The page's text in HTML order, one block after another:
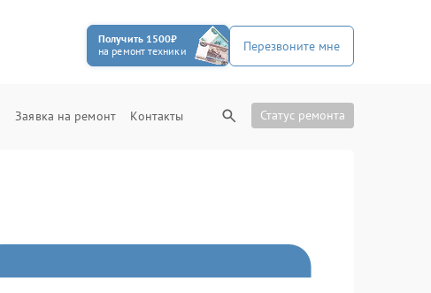
Получить 1500₽
на ремонт техники
Перезвоните мне
Заявка на ремонт Контакты Статус ремонта